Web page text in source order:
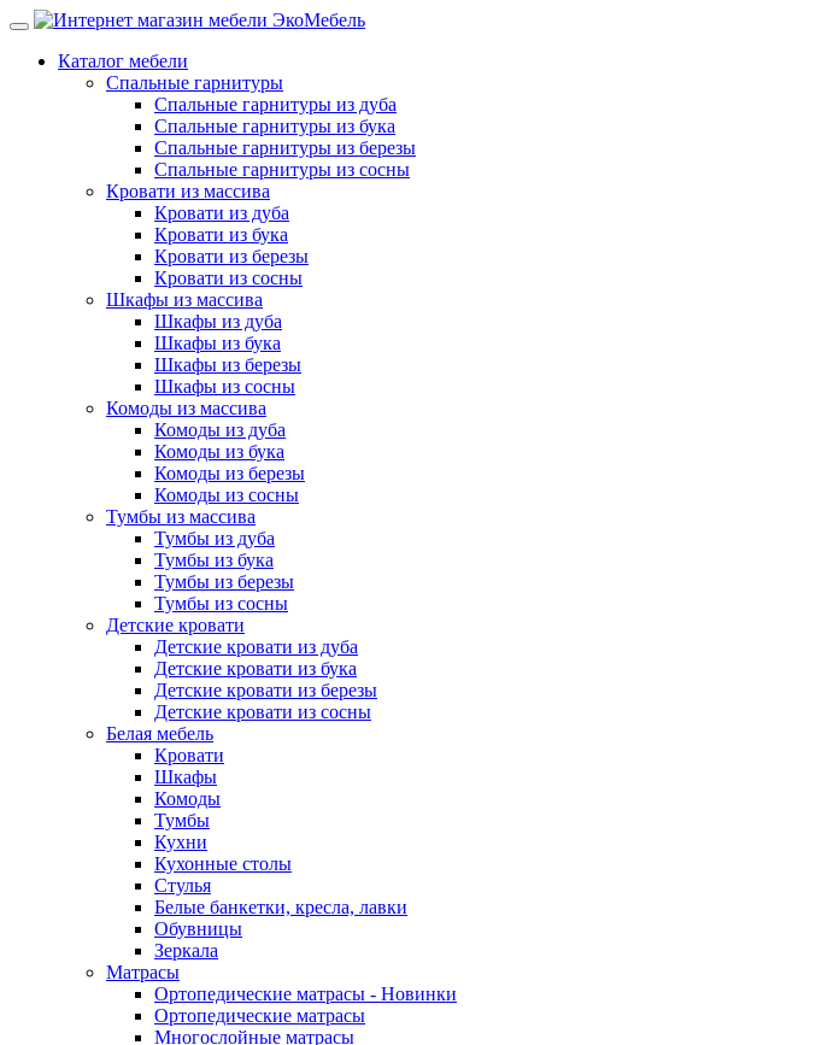
Каталог мебели
Спальные гарнитуры
Спальные гарнитуры из дуба
Спальные гарнитуры из бука
Спальные гарнитуры из березы
Спальные гарнитуры из сосны
Кровати из массива
Кровати из дуба
Кровати из бука
Кровати из березы
Кровати из сосны
Шкафы из массива
Шкафы из дуба
Шкафы из бука
Шкафы из березы
Шкафы из сосны
Комоды из массива
Комоды из дуба
Комоды из бука
Комоды из березы
Комоды из сосны
Тумбы из массива
Тумбы из дуба
Тумбы из бука
Тумбы из березы
Тумбы из сосны
Детские кровати
Детские кровати из дуба
Детские кровати из бука
Детские кровати из березы
Детские кровати из сосны
Белая мебель
Кровати
Шкафы
Комоды
Тумбы
Кухни
Кухонные столы
Стулья
Белые банкетки, кресла, лавки
Обувницы
Зеркала
Матрасы
Ортопедические матрасы - Новинки
Ортопедические матрасы
Многослойные матрасы